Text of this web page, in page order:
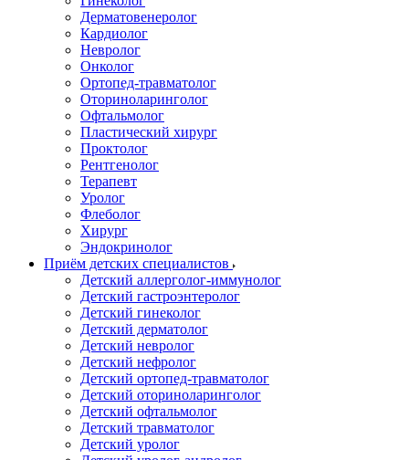
Дерматовенеролог
Кардиолог
Невролог
Онколог
Ортопед-травматолог
Оториноларинголог
Офтальмолог
Пластический хирург
Проктолог
Рентгенолог
Терапевт
Уролог
Флеболог
Хирург
Эндокринолог
Приём детских специалистов
Детский аллерголог-иммунолог
Детский гастроэнтеролог
Детский гинеколог
Детский дерматолог
Детский невролог
Детский нефролог
Детский ортопед-травматолог
Детский оториноларинголог
Детский офтальмолог
Детский травматолог
Детский уролог